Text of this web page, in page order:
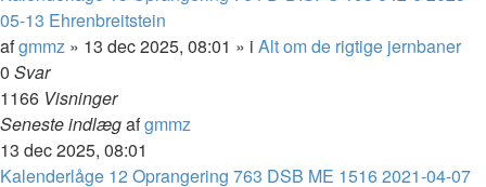
05-13 Ehrenbreitstein
afgmmz » 13 dec 2025, 08:01 » i Alt om de rigtige jernbaner
0 Svar
1166 Visninger
Seneste indlægafgmmz
13 dec 2025, 08:01
Kalenderlåge 12 Oprangering 763 DSB ME 1516 2021-04-07